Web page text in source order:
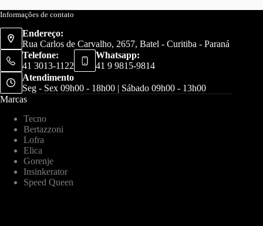
Informações de contato
Endereço:
Rua Carlos de Carvalho, 2657, Batel - Curitiba - Paraná
Telefone:
41 3013-1122
Whatsapp:
41 9 9815-9814
Atendimento
Seg - Sex 09h00 - 18h00 | Sábado 09h00 - 13h00
Marcas
Tecno
Bertazzoni
Lofra
Elica
Gorenje
Insinkerator
Speed Queen